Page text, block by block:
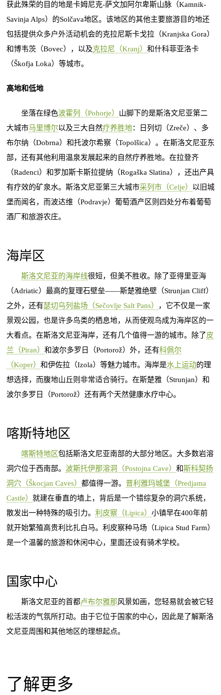
获此殊荣的目的地是卡姆尼克-萨文加阿尔卑斯山脉（Kamnik-
Savinja Alps）的Solčava地区。该地区的其他主要旅游目的地还
包括提供众多户外活动机会的克拉尼斯卡戈拉（Kranjska Gora）
和博韦茨（Bovec），以及克拉尼（Kranj） 和什科菲亚洛卡
（Škofja Loka）等城市。
高地和低地
坐落在绿色波霍列（Pohorje） 山脚下的是斯洛文尼亚第二
大城市马里博尔以及三大自然疗养胜地：日列切（Zreče）、多
布尔纳（Dobrna）和托波尔希察（Topolšica）。在斯洛文尼亚东
部，还有其他利用温泉发展起来的自然疗养胜地。在拉登齐
（Radenci）和罗加斯卡斯拉提纳（Rogaška Slatina），还出产具
有疗效的矿泉水。斯洛文尼亚第三大城市采列市（Celje） 以旧城
堡而闻名，而波达维（Podravje）葡萄酒产区则四处分布着葡萄
酒厂和旅游农庄。
海岸区
斯洛文尼亚的海岸线很短，但美不胜收。除了亚得里亚海
（Adriatic）最高的复理石壁垒——斯楚雅绝壁（Strunjan Cliff）
之外，还有瑟切乌列盐场（Sečovlje Salt Pans）
，它不仅是一家
景观公园，也是许多鸟类的栖息地，从而使观鸟成为海岸区的一
大看点。在斯洛文尼亚海岸，还有几个值得一游的城市。除了皮
兰（Piran） 和波尔多罗日（Portorož）外，还有科佩尔
（Koper） 和伊佐拉（Izola）等魅力城市。海岸是水上运动的理
想选择，而腹地山丘则非常适合骑行。在斯楚雅（Strunjan）和
波尔多罗日（Portorož）还有两个天然健康水疗中心。
喀斯特地区
喀斯特地区包括斯洛文尼亚南部的大部分地区。大多数岩溶
洞穴位于西南部。 波斯托伊那溶洞（Postojna Cave） 和斯科契扬
洞穴（Škocjan Caves） 都值得一游。 普利雅玛城堡（Predjama
Castle） 就建在垂直的墙上，背后是一个错综复杂的洞穴系统，
散发出一种特殊的吸引力。 利皮察（Lipica） 小镇早在400年前
就开始繁殖高贵利比扎白马。利皮察种马场（Lipica Stud Farm）
是一个温馨的旅游和休闲中心，里面还设有骑术学校。
国家中心
斯洛文尼亚的首都卢布尔雅那风景如画，您轻易就会被它轻
松活泼的气氛所打动。由于它位于国家的中心，因此是了解斯洛
文尼亚周围和其他地区的理想起点。
了解更多